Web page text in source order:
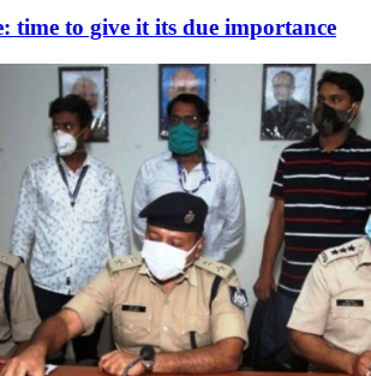
time to give it its due importance